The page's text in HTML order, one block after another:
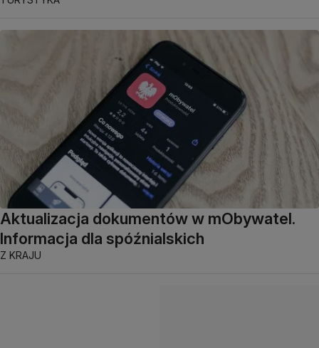
Aktualizacja dokumentów w mObywatel.
Informacja dla spóźnialskich
Z KRAJU